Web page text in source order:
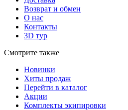
Возврат и обмен
О нас
Контакты
3D тур
Смотрите также
Новинки
Хиты продаж
Перейти в каталог
Акции
Комплекты экипировки